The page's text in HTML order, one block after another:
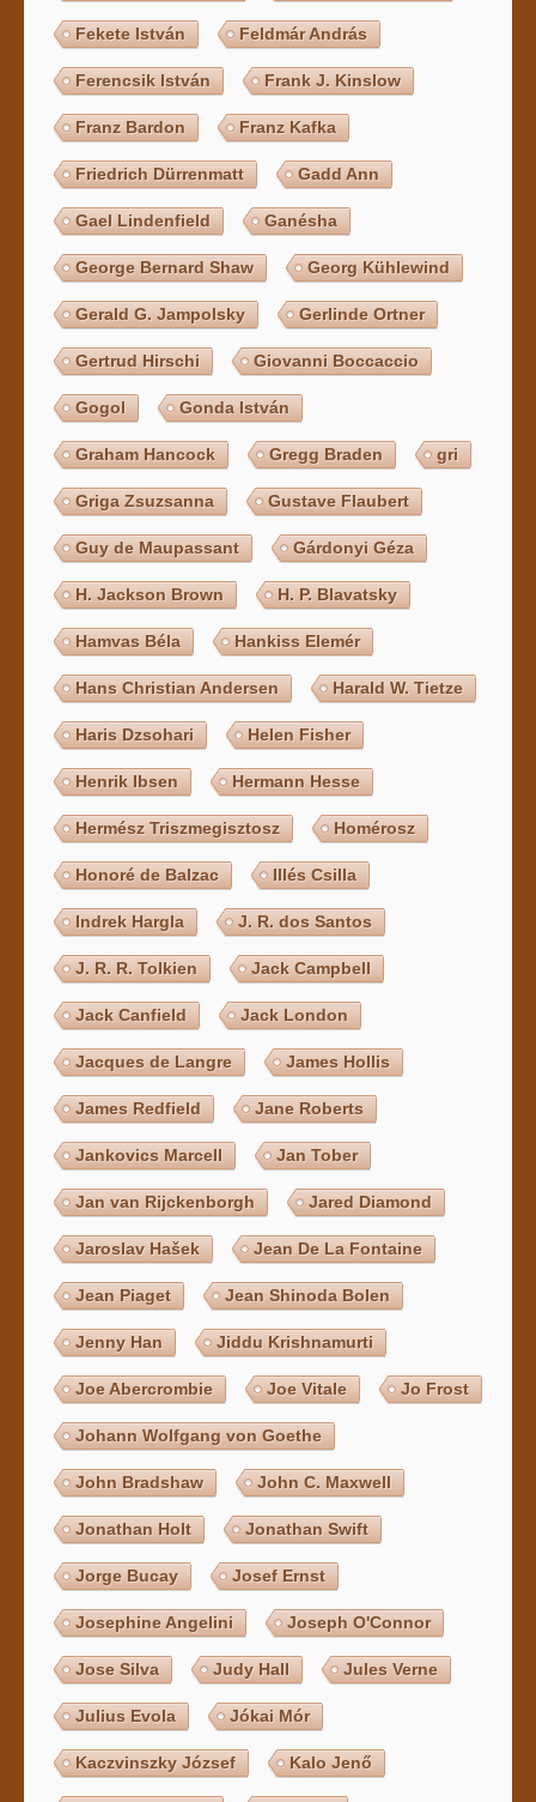
Fekete István Feldmár András
Ferencsik István Frank J. Kinslow
Franz Bardon Franz Kafka
Friedrich Dürrenmatt Gadd Ann
Gael Lindenfield Ganésha
George Bernard Shaw Georg Kühlewind
Gerald G. Jampolsky Gerlinde Ortner
Gertrud Hirschi Giovanni Boccaccio
Gogol Gonda István
Graham Hancock Gregg Braden gri
Griga Zsuzsanna Gustave Flaubert
Guy de Maupassant Gárdonyi Géza
H. Jackson Brown H. P. Blavatsky
Hamvas Béla Hankiss Elemér
Hans Christian Andersen Harald W. Tietze
Haris Dzsohari Helen Fisher
Henrik Ibsen Hermann Hesse
Hermész Triszmegisztosz Homérosz
Honoré de Balzac Illés Csilla
Indrek Hargla J. R. dos Santos
J. R. R. Tolkien Jack Campbell
Jack Canfield Jack London
Jacques de Langre James Hollis
James Redfield Jane Roberts
Jankovics Marcell Jan Tober
Jan van Rijckenborgh Jared Diamond
Jaroslav Hašek Jean De La Fontaine
Jean Piaget Jean Shinoda Bolen
Jenny Han Jiddu Krishnamurti
Joe Abercrombie Joe Vitale Jo Frost
Johann Wolfgang von Goethe
John Bradshaw John C. Maxwell
Jonathan Holt Jonathan Swift
Jorge Bucay Josef Ernst
Josephine Angelini Joseph O'Connor
Jose Silva Judy Hall Jules Verne
Julius Evola Jókai Mór
Kaczvinszky József Kalo Jenő